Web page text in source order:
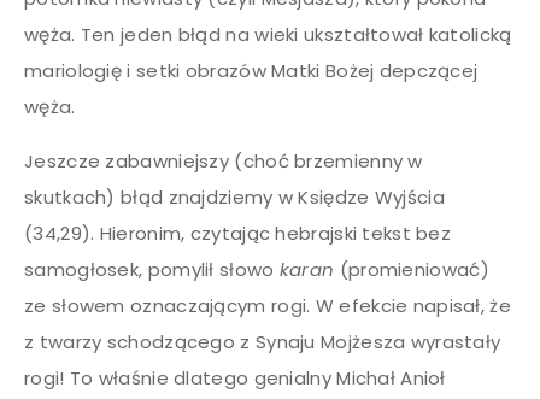
węża. Ten jeden błąd na wieki ukształtował katolicką
mariologię i setki obrazów Matki Bożej depczącej
węża.
Jeszcze zabawniejszy (choć brzemienny w
skutkach) błąd znajdziemy w Księdze Wyjścia
(34,29). Hieronim, czytając hebrajski tekst bez
samogłosek, pomylił słowo karan (promieniować)
ze słowem oznaczającym rogi. W efekcie napisał, że
z twarzy schodzącego z Synaju Mojżesza wyrastały
rogi! To właśnie dlatego genialny Michał Anioł